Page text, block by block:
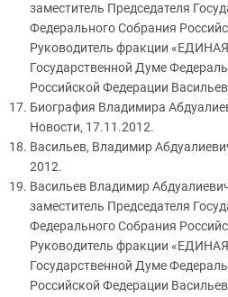
заместитель Председателя
Федерального Собрания
Руководитель фракции
Государственной Думе
Российской Федерации
Биография Владимира
Новости, 17.11.2012.
Васильев, Владимир
2012.
Васильев Владимир
заместитель Председателя
Федерального Собрания
Руководитель фракции
Государственной Думе
Российской Федерации